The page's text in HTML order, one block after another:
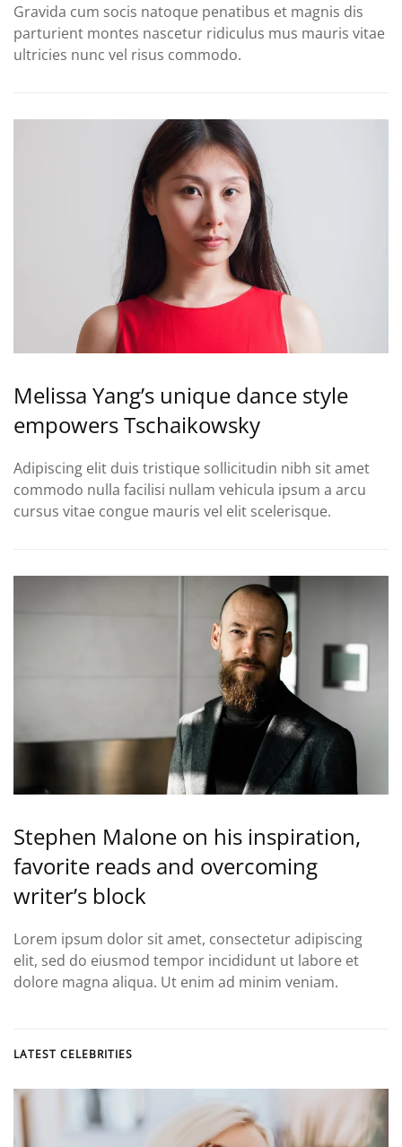
Gravida cum socis natoque penatibus et magnis dis
parturient montes nascetur ridiculus mus mauris vitae
ultricies nunc vel risus commodo.
Melissa Yang’s unique dance style
empowers Tschaikowsky
Adipiscing elit duis tristique sollicitudin nibh sit amet
commodo nulla facilisi nullam vehicula ipsum a arcu
cursus vitae congue mauris vel elit scelerisque.
Stephen Malone on his inspiration,
favorite reads and overcoming
writer’s block
Lorem ipsum dolor sit amet, consectetur adipiscing
elit, sed do eiusmod tempor incididunt ut labore et
dolore magna aliqua. Ut enim ad minim veniam.
LATEST CELEBRITIES